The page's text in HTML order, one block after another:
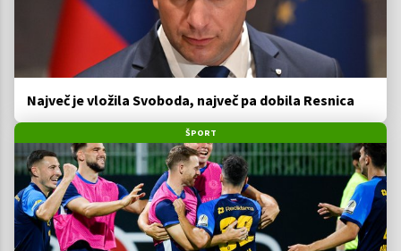
Največ je vložila Svoboda, največ pa dobila Resnica
ŠPORT